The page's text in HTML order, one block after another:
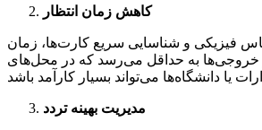
کاهش زمان انتظار
فیزیکی و شناسایی سریع کارت‌ها، زمان
و خروجی‌ها به حداقل می‌رسد که در محل‌های
مدیریت بهینه تردد